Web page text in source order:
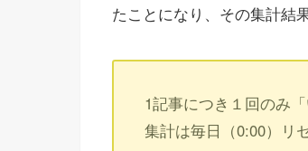
たことになり、その集計結
1記事につき１回のみ
集計は毎日（0:00）リ